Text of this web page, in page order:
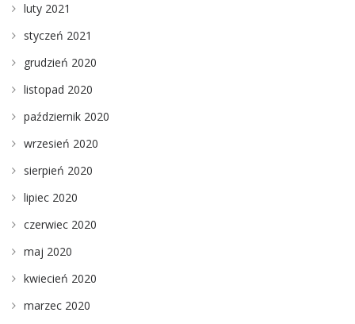
luty 2021
styczeń 2021
grudzień 2020
listopad 2020
październik 2020
wrzesień 2020
sierpień 2020
lipiec 2020
czerwiec 2020
maj 2020
kwiecień 2020
marzec 2020